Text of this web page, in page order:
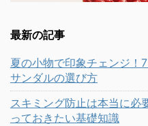
最新の記事
夏の小物で印象チェンジ！
サンダルの選び方
スキミング防止は本当に必
っておきたい基礎知識